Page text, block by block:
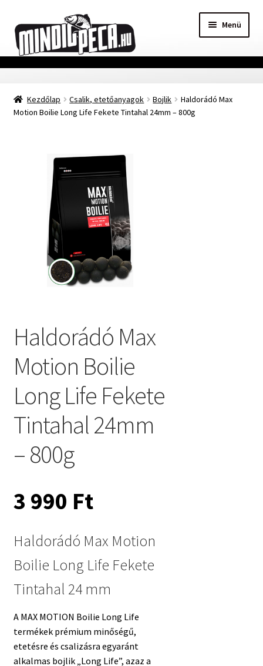
a
navigációhoz
a
tartalomba
Menü
Főoldal
Adatvédelmi nyilatkozat
Szállítási Információ
Kapcsolat
Mohosz Versenynaptár 2025
Kezdőlap Csalik, etetőanyagok Bojlik
Haldorádó Max
Motion Boilie Long Life Fekete Tintahal 24mm – 800g
Haldorádó Max
Motion Boilie
Long Life Fekete
Tintahal 24mm
– 800g
3 990 Ft
Haldorádó Max Motion
Boilie Long Life Fekete
Tintahal 24 mm
A MAX MOTION Boilie Long Life
termékek prémium minőségű,
etetésre és csalizásra egyaránt
alkalmas bojlik „Long Life”, azaz a